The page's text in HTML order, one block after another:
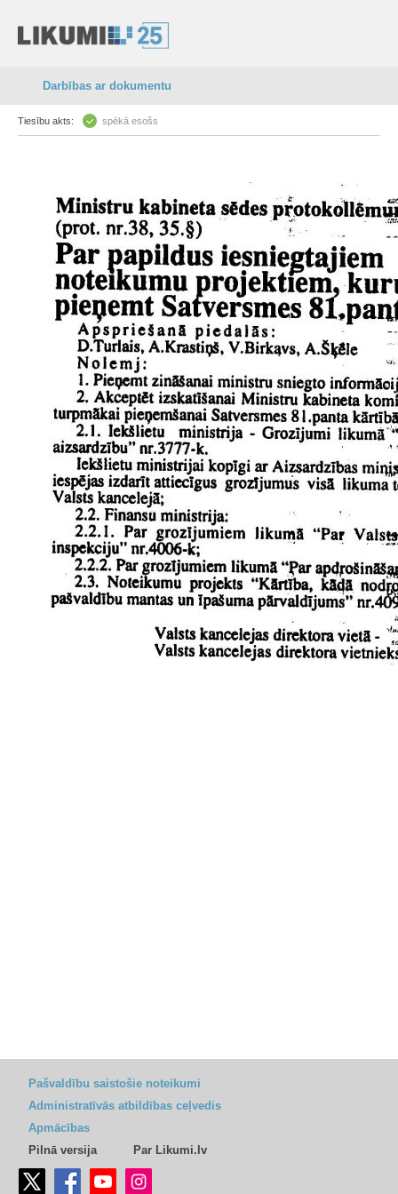
Darbības ar dokumentu
Tiesību akts: spēkā esošs
Pašvaldību saistošie noteikumi
Administratīvās atbildības ceļvedis
Apmācības
Pilnā versija
Par Likumi.lv